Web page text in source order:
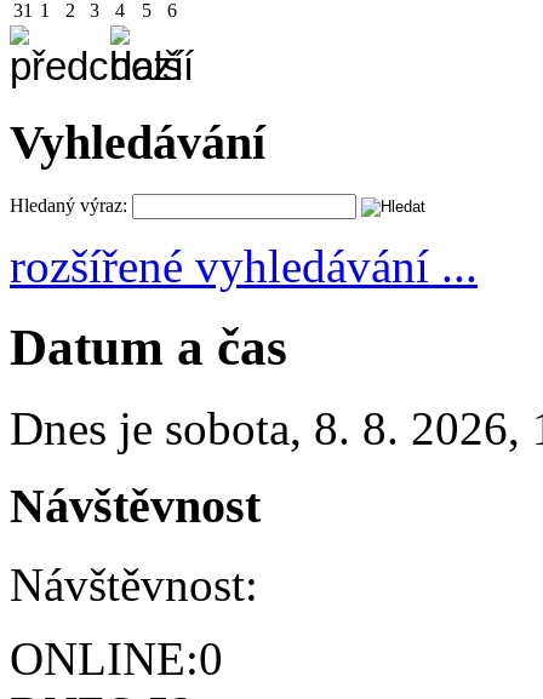
31 1 2 3 4 5 6
Vyhledávání
Hledaný výraz:
rozšířené vyhledávání ...
Datum a čas
Dnes je sobota, 8. 8. 2026,
Návštěvnost
Návštěvnost:
ONLINE:0